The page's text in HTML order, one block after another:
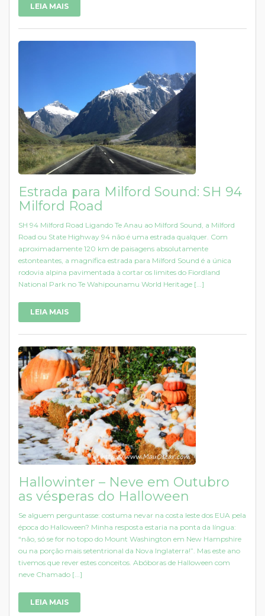
LEIA MAIS
Estrada para Milford Sound: SH 94
Milford Road
SH 94 Milford Road Ligando Te Anau ao Milford Sound, a Milford
Road ou State Highway 94 não é uma estrada qualquer. Com
aproximadamente 120 km de paisagens absolutamente
estonteantes, a magnífica estrada para Milford Sound é a única
rodovia alpina pavimentada à cortar os limites do Fiordland
National Park no Te Wahipounamu World Heritage [...]
LEIA MAIS
Hallowinter – Neve em Outubro
as vésperas do Halloween
Se alguem perguntasse: costuma nevar na costa leste dos EUA pela
época do Halloween? Minha resposta estaria na ponta da língua:
“não, só se for no topo do Mount Washington em New Hampshire
ou na porção mais setentrional da Nova Inglaterra!”. Mas este ano
tivemos que rever estes conceitos. Abóboras de Halloween com
neve Chamado [...]
LEIA MAIS